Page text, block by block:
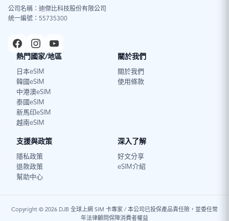
公司名稱：迪傑比科技股份有限公司
統一編號：55735300
熱門國家/地區
日本eSIM
韓國eSIM
中港澳eSIM
泰國eSIM
新馬印eSIM
越南eSIM
關於我們
關於我們
使用條款
支援與政策
隱私政策
退款政策
幫助中心
深入了解
好文分享
eSIM介紹
Copyright © 2026 DJB 全球上網 SIM 卡專家 / 本公司已投保產品責任險，並委任常
年法律顧問保障消費者權益